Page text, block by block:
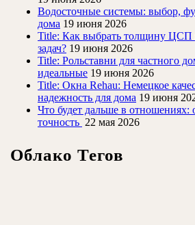
Водосточные системы: выбор,
дома 19 июня 2026
Title: Как выбрать толщину ЦСП
задач? 19 июня 2026
Title: Рольставни для частного
идеальные 19 июня 2026
Title: Окна Rehau: Немецкое
надежность для дома 19 июня
Что будет дальше в отношениях:
точность 22 мая 2026
Облако Тегов